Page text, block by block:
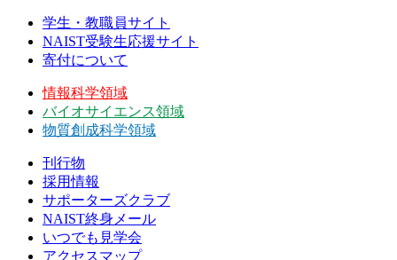
学生・教職員サイト
NAIST受験生応援サイト
寄付について
情報科学領域
バイオサイエンス領域
物質創成科学領域
刊行物
採用情報
サポーターズクラブ
NAIST終身メール
いつでも見学会
アクセスマップ